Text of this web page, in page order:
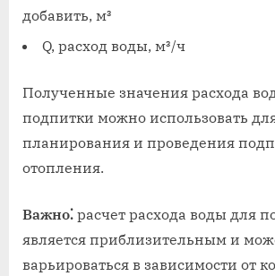
добавить, м³
Q, расход воды, м³/ч
Полученные значения расхода
подпитки можно использовать
планирования и проведения
отопления.
Важно⁚ расчет расхода воды для
является приблизительным и
варьироваться в зависимости от